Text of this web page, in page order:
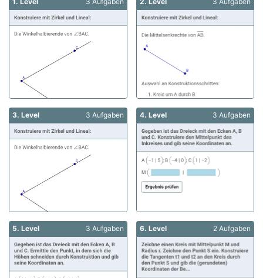
3. Level 3 Aufgaben 4. Level 3 Aufgaben
5. Level 3 Aufgaben 6. Level 2 Aufgaben